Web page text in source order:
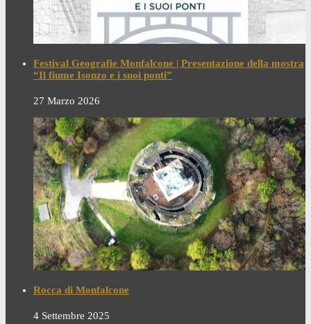
Festival Geografie Monfalcone | Presentazione della mostra
“Il fiume Isonzo e i suoi ponti”
27 Marzo 2026
Rocca di Monfalcone
4 Settembre 2025